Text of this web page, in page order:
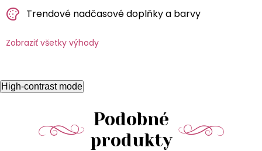
Trendové nadčasové doplňky a barvy
Zobraziť všetky výhody
High-contrast mode
Podobné
produkty